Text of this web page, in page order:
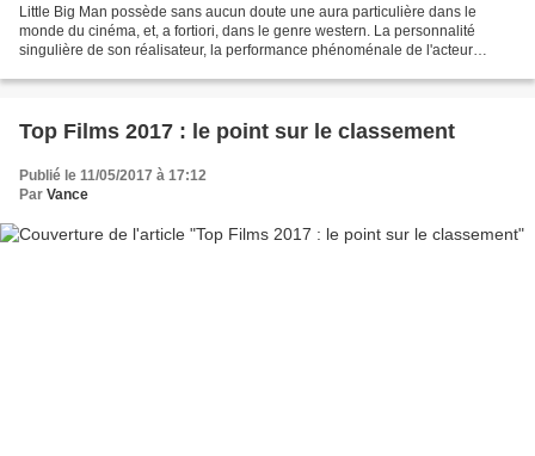
Little Big Man possède sans aucun doute une aura particulière dans le
monde du cinéma, et, a fortiori, dans le genre western. La personnalité
singulière de son réalisateur, la performance phénoménale de l'acteur
Top Films 2017 : le point sur le classement
Publié le 11/05/2017 à 17:12
Par Vance